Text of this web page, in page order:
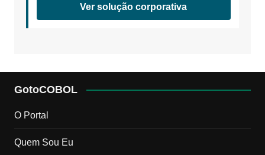
Ver solução corporativa
GotoCOBOL
O Portal
Quem Sou Eu